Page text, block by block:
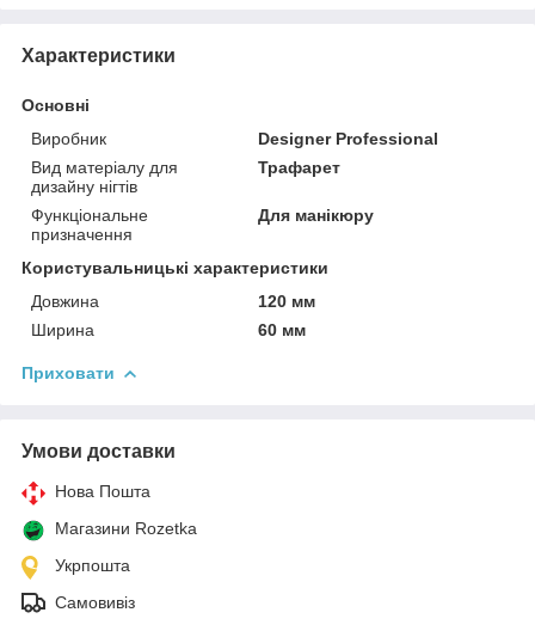
Характеристики
Основні
Виробник
Designer Professional
Вид матеріалу для
дизайну нігтів
Трафарет
Функціональне
призначення
Для манікюру
Користувальницькі характеристики
Довжина
120 мм
Ширина
60 мм
Приховати
Умови доставки
Нова Пошта
Магазини Rozetka
Укрпошта
Самовивіз